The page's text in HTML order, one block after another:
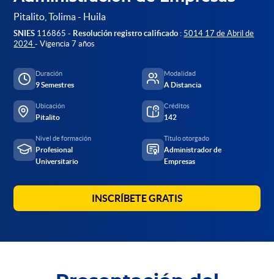
Pitalito, Tolima - Huila
SNIES 116865 - Resolución registro calificado : 5014 17 de Abril de
2024- Vigencia 7 años
Duración
9 Semestres
Modalidad
A Distancia
Ubicación
Pitalito
Créditos
142
Nivel de formación
Profesional
Universitario
Título otorgado
Administrador de
Empresas
INSCRÍBETE GRATIS